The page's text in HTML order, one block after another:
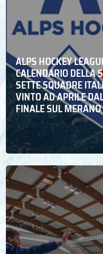
ALPS HOCKEY
CALENDARIO DELLA
SETTE SQUADRE
VINTO AD APRILE
FINALE SUL MERANO